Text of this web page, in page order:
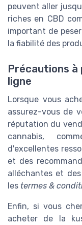
peuvent aller
riches en CBD
important de
la fiabilité des
Précautions à
ligne
Lorsque vous
assurez-vous de
réputation du
cannabis,
d'excellentes
et des
alléchantes et
les termes &
Enfin, si vous
acheter de la